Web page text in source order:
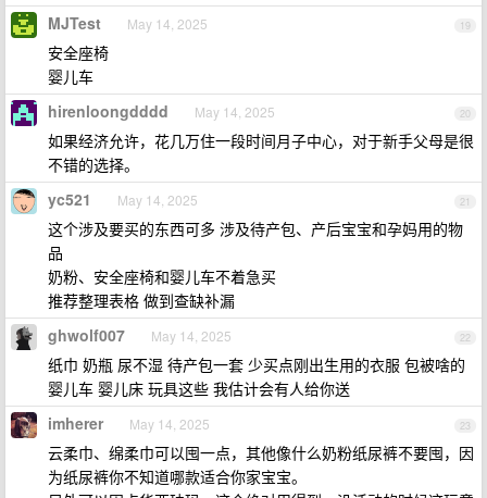
19
MJTest May 14, 2025
安全座椅
婴儿车
20
hirenloongdddd May 14, 2025
如果经济允许，花几万住一段时间月子中心，对于新手父母是很
不错的选择。
21
yc521 May 14, 2025
这个涉及要买的东西可多 涉及待产包、产后宝宝和孕妈用的物
品
奶粉、安全座椅和婴儿车不着急买
推荐整理表格 做到查缺补漏
22
ghwolf007 May 14, 2025
纸巾 奶瓶 尿不湿 待产包一套 少买点刚出生用的衣服 包被啥的
婴儿车 婴儿床 玩具这些 我估计会有人给你送
23
imherer May 14, 2025
云柔巾、绵柔巾可以囤一点，其他像什么奶粉纸尿裤不要囤，因
为纸尿裤你不知道哪款适合你家宝宝。